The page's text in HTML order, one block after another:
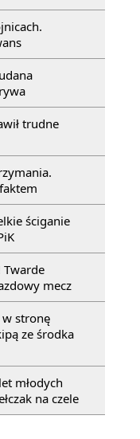
trudne
ściganie
Twarde
mecz
stronę
ze środka
młodych
na czele